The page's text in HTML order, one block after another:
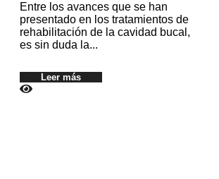
Entre los avances que se han
presentado en los tratamientos de
rehabilitación de la cavidad bucal,
es sin duda la...
Leer más